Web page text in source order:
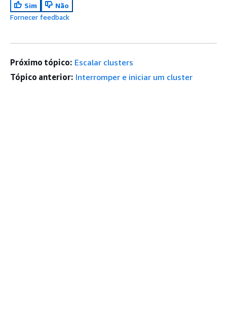
Sim
Não
Fornecer feedback
Próximo tópico: Escalar clusters
Tópico anterior: Interromper e iniciar um cluster